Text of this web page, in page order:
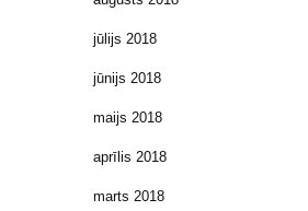
jūlijs 2018
jūnijs 2018
maijs 2018
aprīlis 2018
marts 2018